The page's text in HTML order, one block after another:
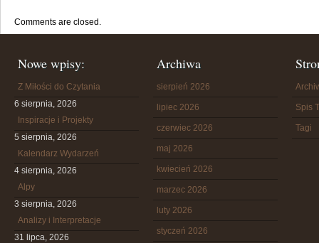
Comments are closed.
Nowe wpisy:
Z Miłości do Czytania
6 sierpnia, 2026
Inspiracje i Projekty
5 sierpnia, 2026
Kalendarz Wydarzeń
4 sierpnia, 2026
Alpy
3 sierpnia, 2026
Analizy i Interpretacje
31 lipca, 2026
Archiwa
sierpień 2026
lipiec 2026
czerwiec 2026
maj 2026
kwiecień 2026
marzec 2026
luty 2026
styczeń 2026
Spis
Tagi